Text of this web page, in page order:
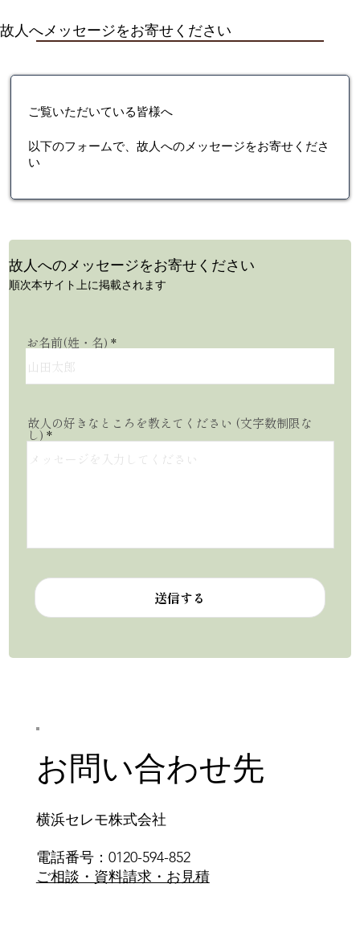
ご覧いただいている皆様へ
以下のフォームで、故人へのメッセージをお寄せくださ
い
故人へメッセージをお寄せください
電話番号：0120-594-852
ご相談・資料請求・お見積
横浜セレモ株式会社
お問い合わせ先
​故人へのメッセージをお寄せください
順次本サイト上に掲載されます
お名前(姓・名)
故人の好きなところを教えてください (文字数制限な
し)
送信する